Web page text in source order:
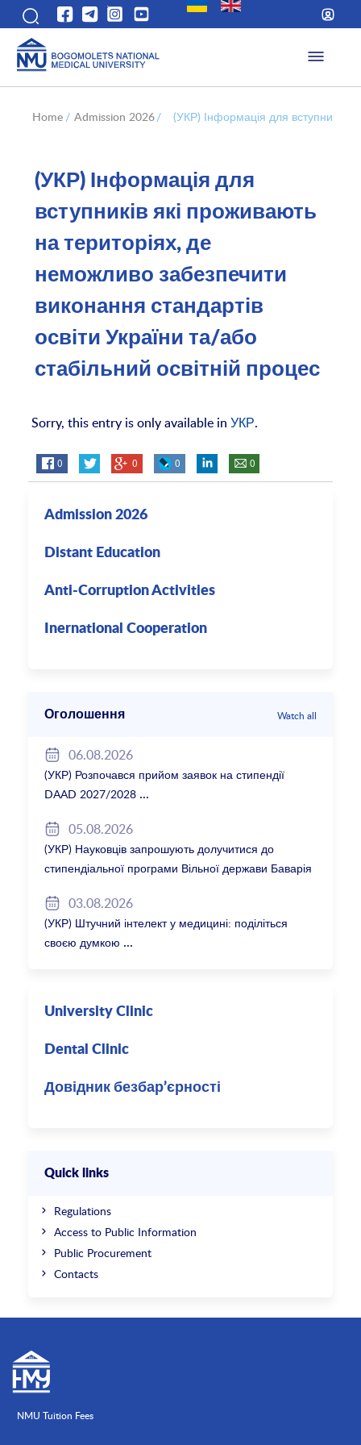
Home / Admission 2026/ (УКР) Інформація для вступників
(УКР) Інформація для
вступників які проживають
на територіях, де
неможливо забезпечити
виконання стандартів
освіти України та/або
стабільний освітній процес
Sorry, this entry is only available inУКР.
0 0 0 0
Admission 2026
Distant Education
Anti-Corruption Activities
Inernational Cooperation
Оголошення Watch all
06.08.2026
(УКР) Розпочався прийом заявок на стипендії
DAAD 2027/2028
05.08.2026
(УКР) Науковців запрошують долучитися до
стипендіальної програми Вільної держави Баварія
03.08.2026
(УКР) Штучний інтелект у медицині: поділіться
своєю думкою
University Clinic
Dental Clinic
Довідник безбар’єрності
Quick links
Regulations
Access to Public Information
Public Procurement
Contacts
NMU Tuition Fees